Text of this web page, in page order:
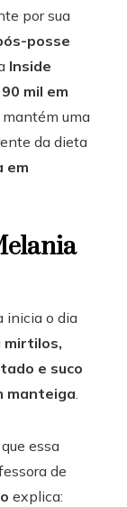
por sua
posse
Inside
mil em
mantém uma
da dieta
em
inicia o dia
mirtilos,
e suco
manteiga
essa
de
explica: